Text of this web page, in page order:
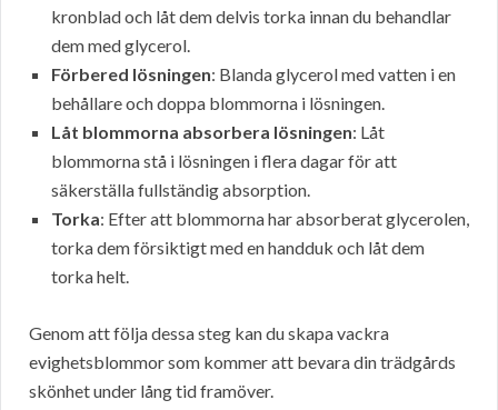
kronblad och låt dem delvis torka innan du behandlar
dem med glycerol.
Förbered lösningen: Blanda glycerol med vatten i en
behållare och doppa blommorna i lösningen.
Låt blommorna absorbera lösningen: Låt
blommorna stå i lösningen i flera dagar för att
säkerställa fullständig absorption.
Torka: Efter att blommorna har absorberat glycerolen,
torka dem försiktigt med en handduk och låt dem
torka helt.
Genom att följa dessa steg kan du skapa vackra
evighetsblommor som kommer att bevara din trädgårds
skönhet under lång tid framöver.